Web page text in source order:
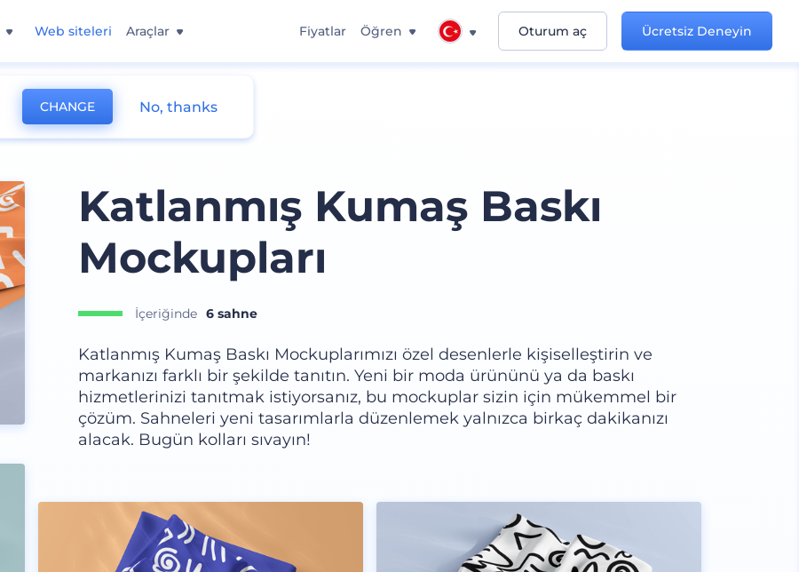
Web siteleri Araçlar Fiyatlar Öğren Oturum aç Ücretsiz Deneyin
Katlanmış Kumaş Baskı
Mockupları
İçeriğinde 6 sahne
Katlanmış Kumaş Baskı Mockuplarımızı özel desenlerle kişiselleştirin ve
markanızı farklı bir şekilde tanıtın. Yeni bir moda ürününü ya da baskı
hizmetlerinizi tanıtmak istiyorsanız, bu mockuplar sizin için mükemmel bir
çözüm. Sahneleri yeni tasarımlarla düzenlemek yalnızca birkaç dakikanızı
alacak. Bugün kolları sıvayın!
CHANGE No, thanks